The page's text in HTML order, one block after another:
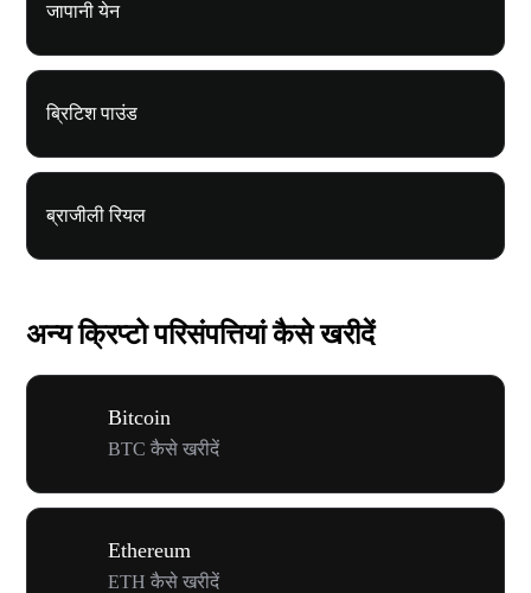
जापानी येन
ब्रिटिश पाउंड
ब्राजीली रियल
अन्य क्रिप्टो परिसंपत्तियां कैसे खरीदें
Bitcoin
BTC कैसे खरीदें
Ethereum
ETH कैसे खरीदें